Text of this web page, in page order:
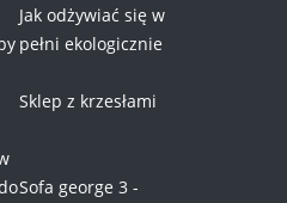
Jak odżywiać się w
pełni ekologicznie
Sklep z krzesłami
Sofa george 3 -